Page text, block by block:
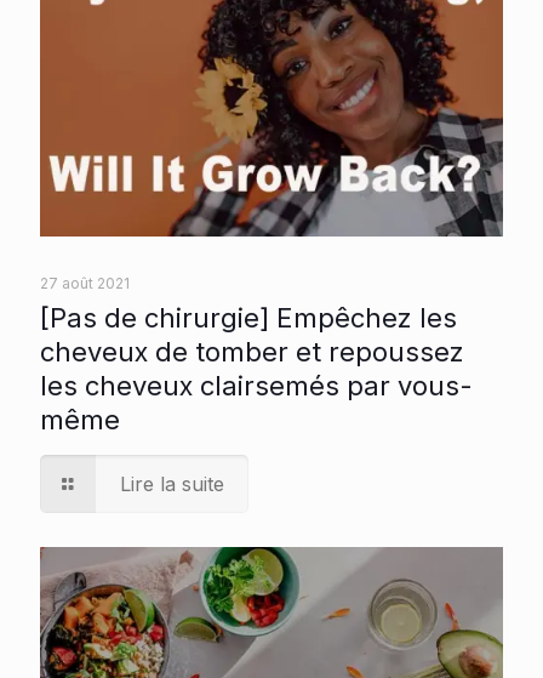
27 août 2021
[Pas de chirurgie] Empêchez les
cheveux de tomber et repoussez
les cheveux clairsemés par vous-
même
Lire la suite